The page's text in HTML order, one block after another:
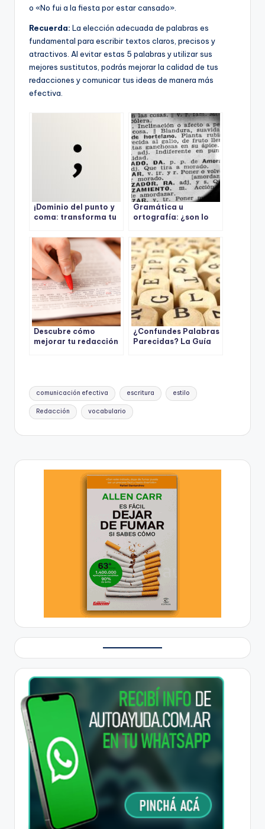
o «No fui a la fiesta por estar cansado».
Recuerda: La elección adecuada de palabras es
fundamental para escribir textos claros, precisos y
atractivos. Al evitar estas 5 palabras y utilizar sus
mejores sustitutos, podrás mejorar la calidad de tus
redacciones y comunicar tus ideas de manera más
efectiva.
¡Dominio del punto y
coma: transforma tu
tus lectores!
Gramática u
ortografía: ¿son lo
Descubre cómo
mejorar tu redacción
¿Confundes Palabras
Parecidas? La Guía
Etiquetas:
comunicación efectiva escritura estilo
Redacción vocabulario